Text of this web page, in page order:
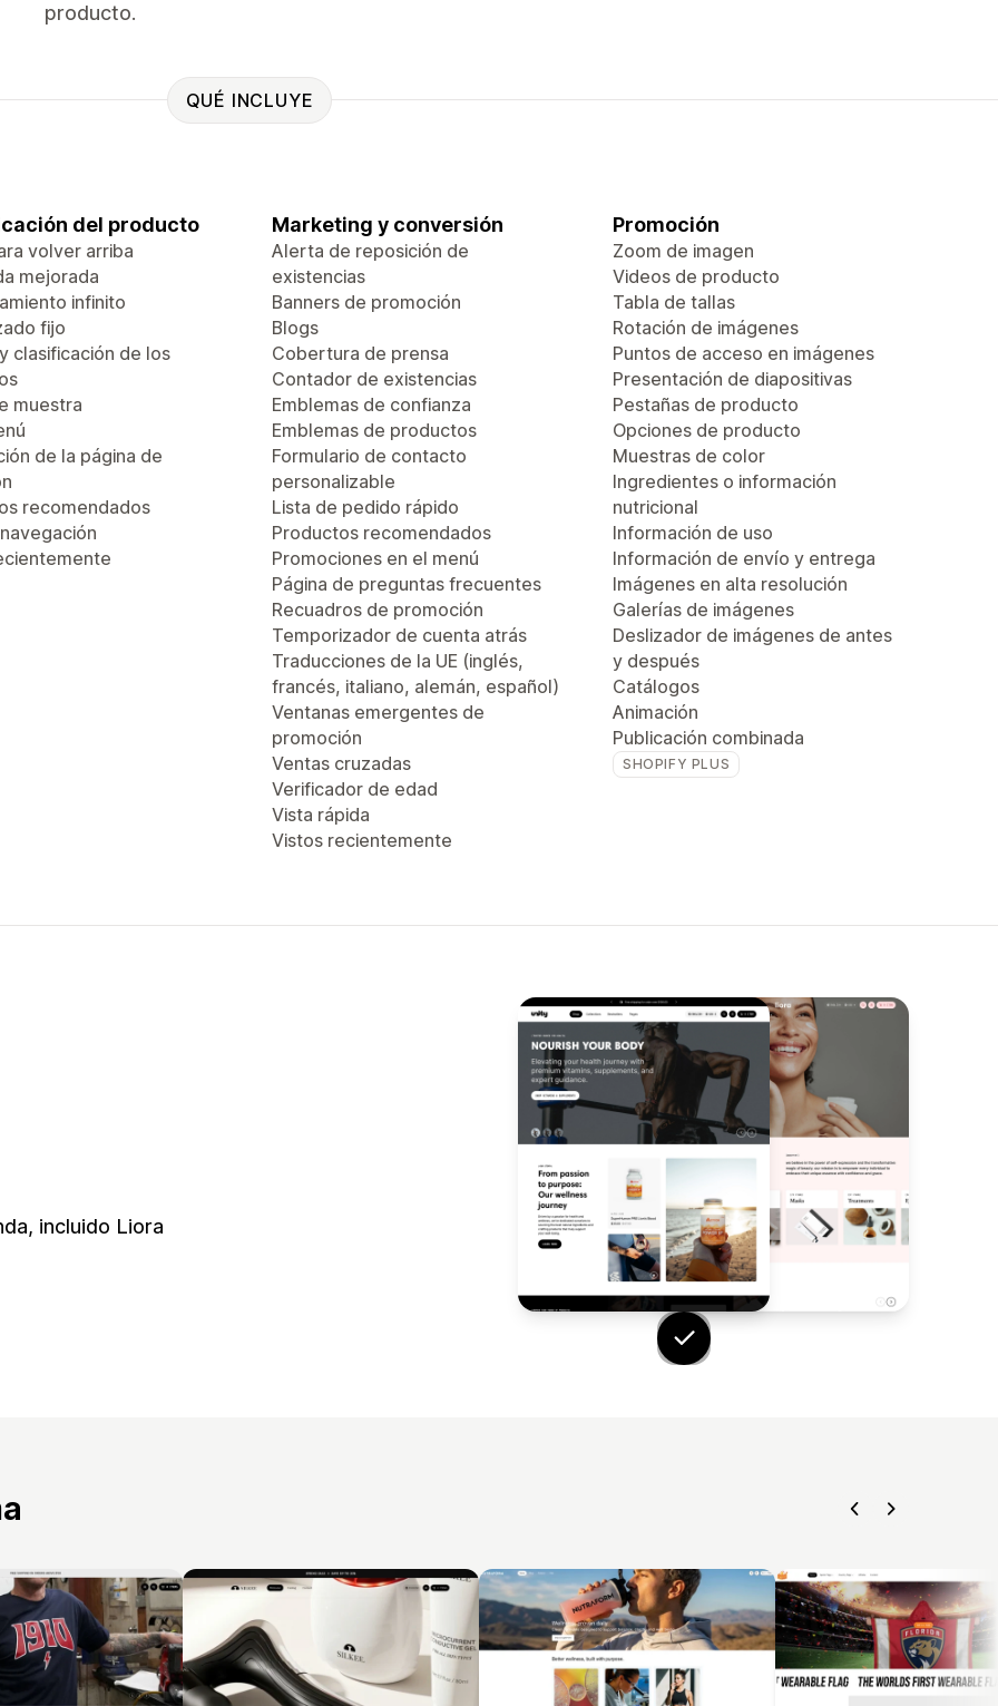
producto.
QUÉ INCLUYE
del producto
volver arriba
mejorada
infinito
fijo
clasificación de los
muestra
de la página de
recomendados
Marketing y conversión
Alerta de reposición de
existencias
Banners de promoción
Blogs
Cobertura de prensa
Contador de existencias
Emblemas de confianza
Emblemas de productos
Formulario de contacto
personalizable
Lista de pedido rápido
Productos recomendados
Promociones en el menú
Página de preguntas frecuentes
Recuadros de promoción
Temporizador de cuenta atrás
Traducciones de la UE (inglés,
francés, italiano, alemán, español)
Ventanas emergentes de
promoción
Ventas cruzadas
Verificador de edad
Vista rápida
Vistos recientemente
Promoción
Zoom de imagen
Videos de producto
Tabla de tallas
Rotación de imágenes
Puntos de acceso en imágenes
Presentación de diapositivas
Pestañas de producto
Opciones de producto
Muestras de color
Ingredientes o información
nutricional
Información de uso
Información de envío y entrega
Imágenes en alta resolución
Galerías de imágenes
Deslizador de imágenes de antes
y después
Catálogos
Animación
Publicación combinada
SHOPIFY PLUS
incluido Liora